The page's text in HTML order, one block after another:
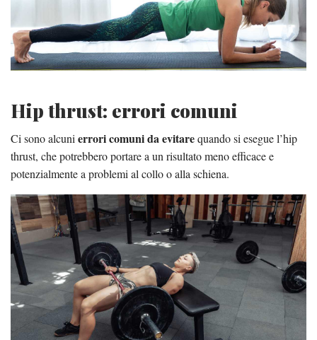
Hip thrust: errori comuni
Ci sono alcunierrori comuni da evitarequando si esegue l’hip
thrust, che potrebbero portare a un risultato meno efficace e
potenzialmente a problemi al collo o alla schiena.